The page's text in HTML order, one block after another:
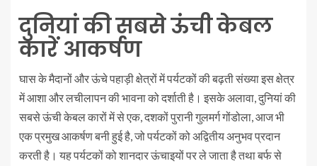
दुनियां की सबसे ऊंची केबल
कारें आकर्षण
घास के मैदानों और ऊंचे पहाड़ी क्षेत्रों में पर्यटकों की बढ़ती संख्या इस क्षेत्र
में आशा और लचीलापन की भावना को दर्शाती है। इसके अलावा, दुनियां की
सबसे ऊंची केबल कारों में से एक, दशकों पुरानी गुलमर्ग गोंडोला, आज भी
एक प्रमुख आकर्षण बनी हुई है, जो पर्यटकों को अद्वितीय अनुभव प्रदान
करती है। यह पर्यटकों को शानदार ऊंचाइयों पर ले जाता है तथा बर्फ से